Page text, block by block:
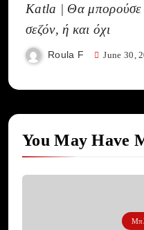
Katla | Θα μπορούσε
σεζόν, ή και όχι
Roula F June 30,
You May Have